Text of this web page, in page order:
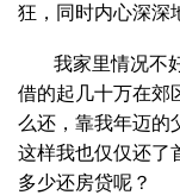
狂，同时内心深深
我家里情况不
借的起几十万在郊
么还，靠我年迈的
这样我也仅仅还了
多少还房贷呢？